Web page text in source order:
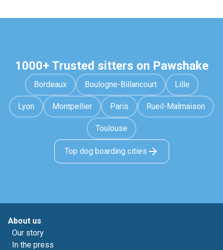
1000+ Trusted sitters on Pawshake
Bordeaux Boulogne-Billancourt Lille
Lyon Montpellier Paris Rueil-Malmaison
Toulouse
Top dog boarding cities
About us
Our story
In the press